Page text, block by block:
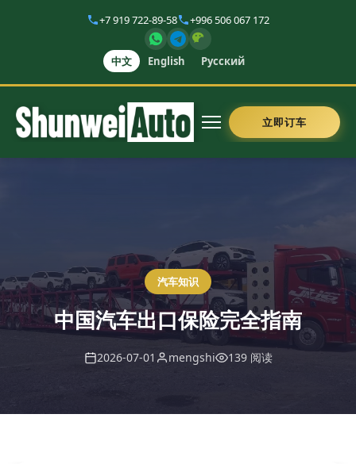
+7 919 722-89-58 +996 506 067 172
中文 English Русский
立即订车
汽车知识
中国汽车出口保险完全指南
2026-07-01 mengshi 139 阅读